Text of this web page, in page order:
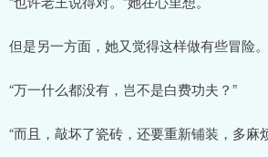
但是另一方面，她又觉得这样做有些冒险。
“万一什么都没有，岂不是白费功夫？”
“而且，敲坏了瓷砖，还要重新铺装，多麻